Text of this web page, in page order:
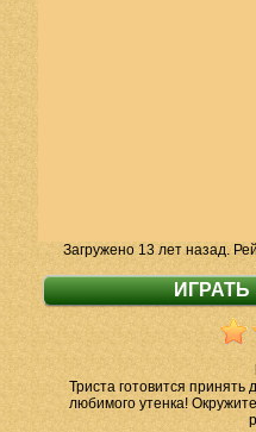
Загружено 13 лет назад.
Триста готовится принять
любимого утенка!